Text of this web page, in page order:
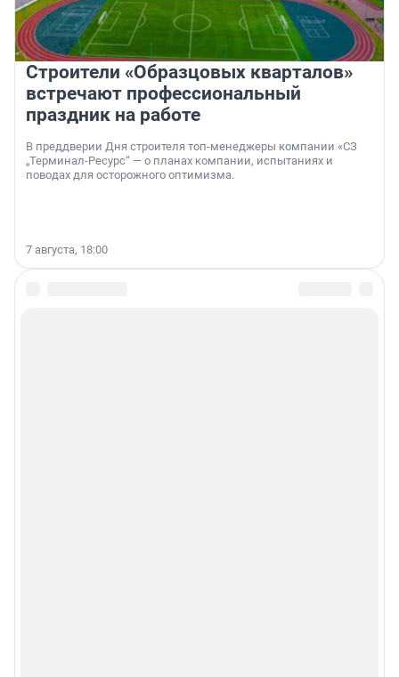
Строители «Образцовых кварталов»
встречают профессиональный
праздник на работе
В преддверии Дня строителя топ-менеджеры компании «СЗ
„Терминал-Ресурс“ — о планах компании, испытаниях и
поводах для осторожного оптимизма.
7 августа, 18:00